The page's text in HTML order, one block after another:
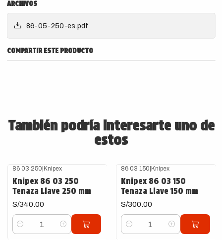
ARCHIVOS
86-05-250-es.pdf
COMPARTIR ESTE PRODUCTO
También podría interesarte uno de
estos
86 03 250|Knipex
Knipex 86 03 250
Tenaza Llave 250 mm
S/340.00
Cantidad
86 03 150|Knipex
Knipex 86 03 150
Tenaza Llave 150 mm
S/300.00
Cantidad